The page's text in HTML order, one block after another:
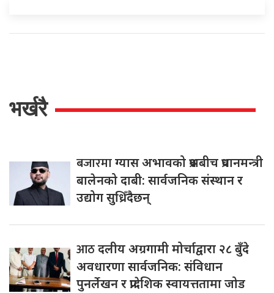
भर्खरै
बजारमाग्यास अभावको प्रश्नबीच प्रधानमन्त्री
बालेनको दाबी: सार्वजनिक संस्थान र
उद्योग सुध्रिँदैछन्
आठदलीय अग्रगामी मोर्चाद्वारा २८ बुँदे
अवधारणा सार्वजनिक: संविधान
पुनर्लेखन र प्रादेशिक स्वायत्ततामा जोड